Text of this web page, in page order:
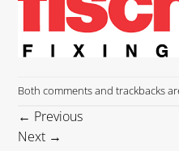
Both comments and trackbacks
← Previous
Next →